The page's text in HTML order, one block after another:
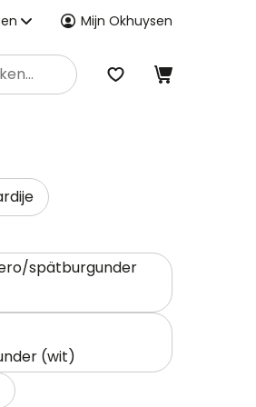
Mijn Okhuysen
spätburgunder
(wit)